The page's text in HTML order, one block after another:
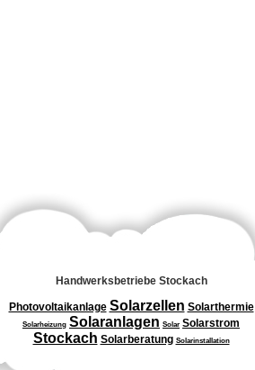
Handwerksbetriebe Stockach
Photovoltaikanlage Solarzellen Solarthermie
Solarheizung Solaranlagen Solar Solarstrom
Stockach Solarberatung Solarinstallation